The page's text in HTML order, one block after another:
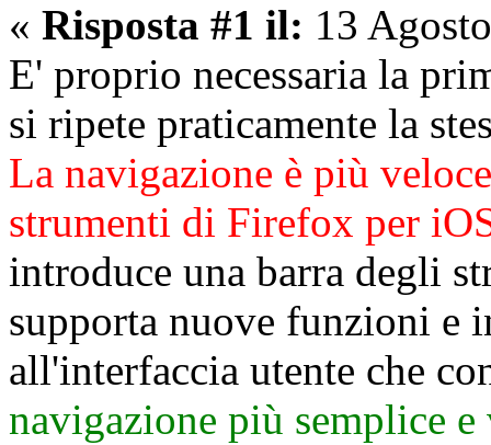
« Risposta #1 il: 13
E' proprio necessaria la
si ripete praticamente la
La navigazione è più
strumenti di Firefox per
introduce una barra degli
supporta nuove funzioni e
all'interfaccia utente che
navigazione più semplice e